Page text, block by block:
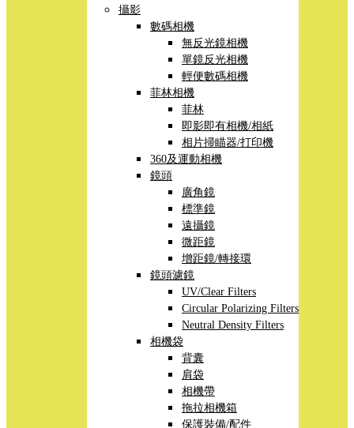
攝影
數碼相機
無反光鏡相機
單鏡反光相機
輕便數碼相機
菲林相機
菲林
即影即有相機/相紙
相片掃瞄器/打印機
360及運動相機
鏡頭
廣角鏡
標準鏡
遠攝鏡
微距鏡
增距鏡/轉接環
鏡頭濾鏡
UV/Clear Filters
Circular Polarizing Filters
Neutral Density Filters
相機袋
背囊
肩袋
相機帶
拖拉相機箱
保護裝備/配件